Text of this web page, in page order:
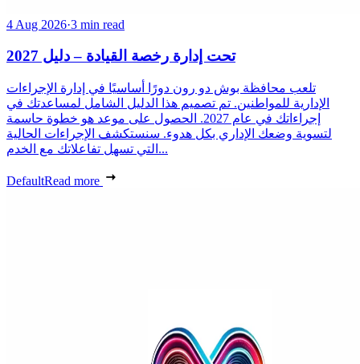
4 Aug 2026·3 min read
تحت إدارة رخصة القيادة – دليل 2027
تلعب محافظة بوش دو رون دورًا أساسيًا في إدارة الإجراءات
الإدارية للمواطنين. تم تصميم هذا الدليل الشامل لمساعدتك في
إجراءاتك في عام 2027. الحصول على موعد هو خطوة حاسمة
لتسوية وضعك الإداري بكل هدوء. سنستكشف الإجراءات الحالية
التي تسهل تفاعلاتك مع الخدم...
DefaultRead more